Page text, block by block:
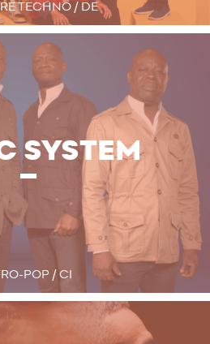
TECHNO / DE
SYSTEM
POP / CI